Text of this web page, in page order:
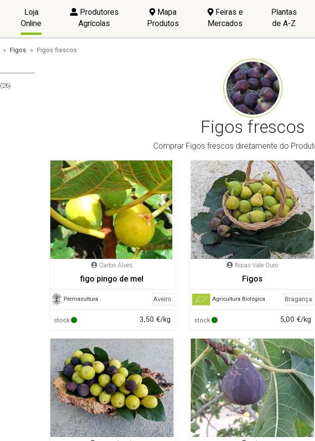
Loja
Online
Produtores
Agrícolas
Mapa
Produtos
Feiras e
Mercados
Plantas
de A-Z
Figos Figos frescos
(26)
Figos frescos
Comprar Figos frescos diretamente do
Carlos Alves
figo pingo de mel
Permacultura Aveiro
stock 3,50 €/kg
Rocas Vale Ouro
Figos
Agricultura Biológica Bragança
stock 5,00 €/kg